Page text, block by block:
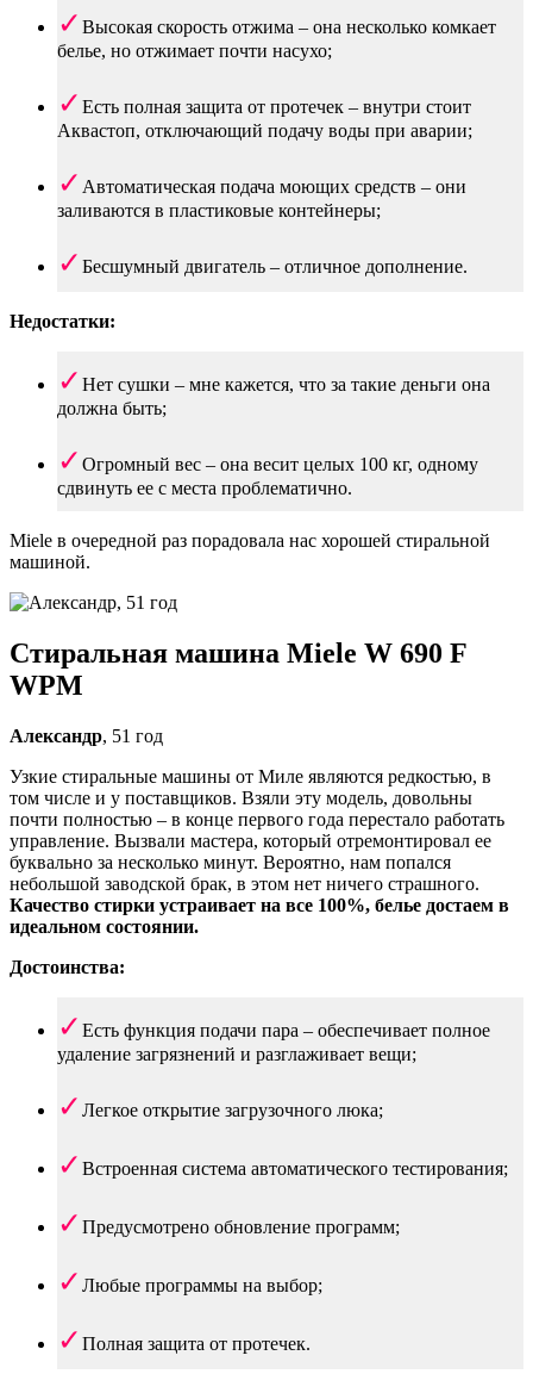
Высокая скорость отжима – она несколько комкает
белье, но отжимает почти насухо;
Есть полная защита от протечек – внутри стоит
Аквастоп, отключающий подачу воды при аварии;
Автоматическая подача моющих средств – они
заливаются в пластиковые контейнеры;
Бесшумный двигатель – отличное дополнение.
Недостатки:
Нет сушки – мне кажется, что за такие деньги она
должна быть;
Огромный вес – она весит целых 100 кг, одному
сдвинуть ее с места проблематично.
Miele в очередной раз порадовала нас хорошей стиральной
машиной.
Стиральная машина Miele W 690 F
WPM
Александр, 51 год
Узкие стиральные машины от Миле являются редкостью, в
том числе и у поставщиков. Взяли эту модель, довольны
почти полностью – в конце первого года перестало работать
управление. Вызвали мастера, который отремонтировал ее
буквально за несколько минут. Вероятно, нам попался
небольшой заводской брак, в этом нет ничего страшного.
Качество стирки устраивает на все 100%, белье достаем в
идеальном состоянии.
Достоинства:
Есть функция подачи пара – обеспечивает полное
удаление загрязнений и разглаживает вещи;
Легкое открытие загрузочного люка;
Встроенная система автоматического тестирования;
Предусмотрено обновление программ;
Любые программы на выбор;
Полная защита от протечек.